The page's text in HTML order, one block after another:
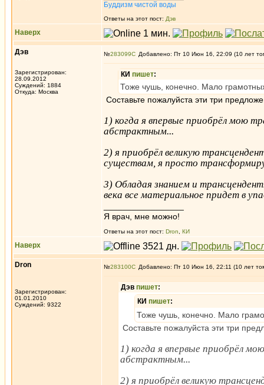
Буддизм чистой воды
Ответы на этот пост: Дэв
Наверх
Дэв
Зарегистрирован:
28.09.2012
Суждений: 1884
Откуда: Москва
№283099 Добавлено: Пт 10 Июн 16, 22:09 (10 лет
КИ пишет:
Тоже чушь, конечно. Мало
Составьте пожалуйста эти три
1) когда я впервые приобрёл мою
абстрактным...
2) я приобрёл великую
существам, я просто
3) Обладая знанием и
века все материальное придет в
Я врач, мне можно!
Ответы на этот пост: Dron КИ
Наверх
Dron
Зарегистрирован:
01.01.2010
Суждений: 9322
№283100 Добавлено: Пт 10 Июн 16, 22:11 (10 лет
Дэв пишет:
КИ пишет:
Тоже чушь, конечно. Мало
Составьте пожалуйста эти три
1) когда я впервые приобрёл
абстрактным...
2) я приобрёл великую